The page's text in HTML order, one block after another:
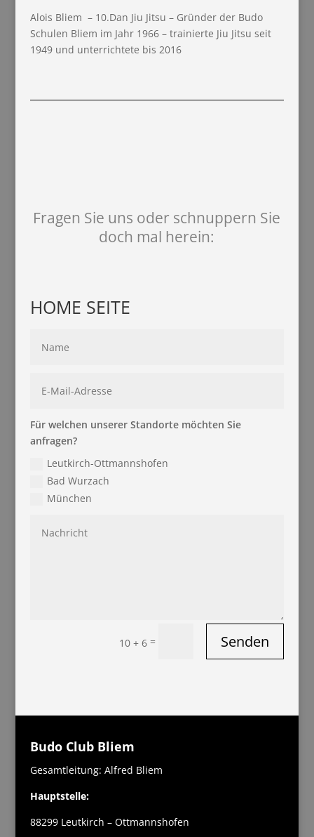
Alois Bliem – 10.Dan Jiu Jitsu – Gründer der Budo
Schulen Bliem im Jahr 1966 – trainierte Jiu Jitsu seit
1949 und unterrichtete bis 2016
Fragen Sie uns oder schnuppern Sie
doch mal herein:
HOME SEITE
Für welchen unserer Standorte möchten Sie
anfragen?
Leutkirch-Ottmannshofen
Bad Wurzach
München
10 + 6 = Senden
Budo Club Bliem
Gesamtleitung: Alfred Bliem
Hauptstelle:
88299 Leutkirch – Ottmannshofen